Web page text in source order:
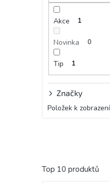
Akce 1
Novinka 0
Tip 1
Značky
Položek k
Top 10 produktů